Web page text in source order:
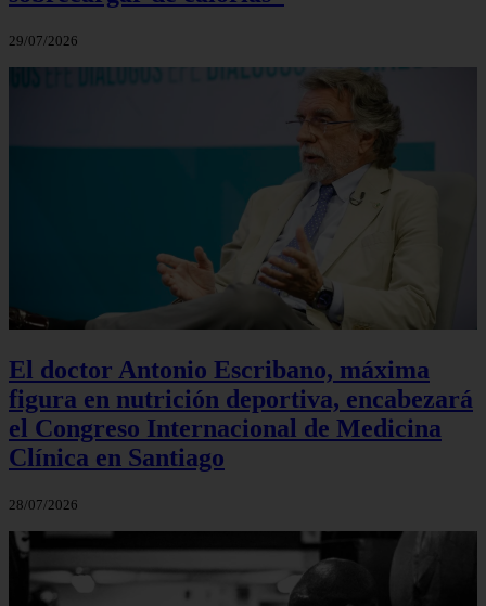
29/07/2026
El doctor Antonio Escribano, máxima
figura en nutrición deportiva, encabezará
el Congreso Internacional de Medicina
Clínica en Santiago
28/07/2026